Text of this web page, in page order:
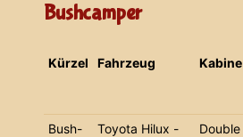
Bushcamper
Kürzel Fahrzeug Kabine
Bush-
Toyota Hilux -
Double